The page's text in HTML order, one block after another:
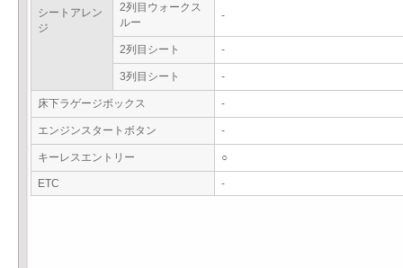
シートアレン
ジ
2列目ウォークス
ルー
-
2列目シート -
3列目シート -
床下ラゲージボックス -
エンジンスタートボタン -
キーレスエントリー ○
ETC -